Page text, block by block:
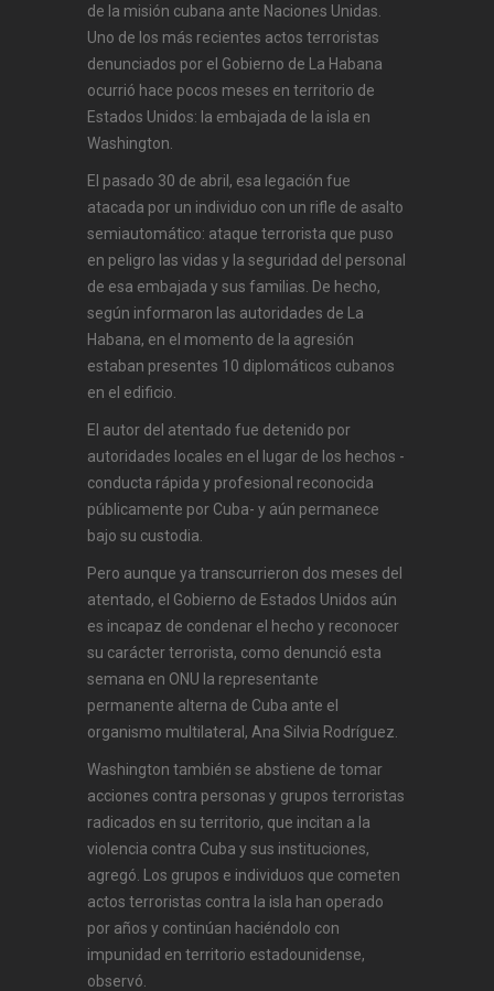
de la misión cubana ante Naciones Unidas.
Uno de los más recientes actos terroristas
denunciados por el Gobierno de La Habana
ocurrió hace pocos meses en territorio de
Estados Unidos: la embajada de la isla en
Washington.
El pasado 30 de abril, esa legación fue
atacada por un individuo con un rifle de asalto
semiautomático: ataque terrorista que puso
en peligro las vidas y la seguridad del personal
de esa embajada y sus familias. De hecho,
según informaron las autoridades de La
Habana, en el momento de la agresión
estaban presentes 10 diplomáticos cubanos
en el edificio.
El autor del atentado fue detenido por
autoridades locales en el lugar de los hechos -
conducta rápida y profesional reconocida
públicamente por Cuba- y aún permanece
bajo su custodia.
Pero aunque ya transcurrieron dos meses del
atentado, el Gobierno de Estados Unidos aún
es incapaz de condenar el hecho y reconocer
su carácter terrorista, como denunció esta
semana en ONU la representante
permanente alterna de Cuba ante el
organismo multilateral, Ana Silvia Rodríguez.
Washington también se abstiene de tomar
acciones contra personas y grupos terroristas
radicados en su territorio, que incitan a la
violencia contra Cuba y sus instituciones,
agregó. Los grupos e individuos que cometen
actos terroristas contra la isla han operado
por años y continúan haciéndolo con
impunidad en territorio estadounidense,
observó.